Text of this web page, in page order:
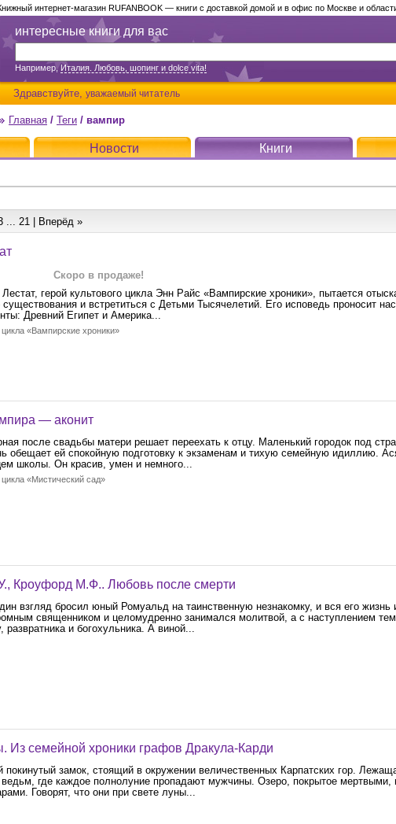
интересные книги для вас
Например,Италия. Любовь, шопинг и dolce vita!
Здравствуйте, уважаемый читатель
интернет-магазин RUFANBOOK — книги с доставкой домой и в офис по Москве и
Главная / Теги / вампир
Новости Книги
... 21 Вперёд »
Скоро в продаже!
герой культового цикла Энн Райс «Вампирские хроники», пытается
существования и встретиться с Детьми Тысячелетий. Его исповедь проносит
Древний Египет и Америка...
цикла «Вампирские хроники»
— аконит
после свадьбы матери решает переехать к отцу. Маленький городок под
обещает ей спокойную подготовку к экзаменам и тихую семейную идиллию.
школы. Он красив, умен и немного...
цикла «Мистический сад»
Кроуфорд М.Ф.. Любовь после смерти
взгляд бросил юный Ромуальд на таинственную незнакомку, и вся его
священником и целомудренно занимался молитвой, а с наступлением
развратника и богохульника. А виной...
семейной хроники графов Дракула-Карди
покинутый замок, стоящий в окружении величественных Карпатских гор.
где каждое полнолуние пропадают мужчины. Озеро, покрытое мертвыми,
Говорят, что они при свете луны...